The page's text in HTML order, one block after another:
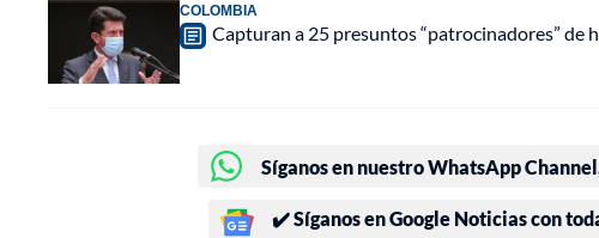
COLOMBIA
Capturan a 25 presuntos “patrocinadores” de
Síganos en nuestro WhatsApp
✔️ Síganos en Google Noticias con